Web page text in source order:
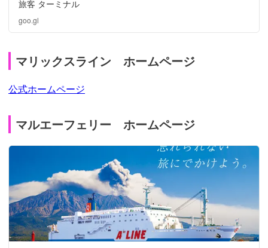
旅客 ターミナル
goo.gl
マリックスライン ホームページ
公式ホームページ
マルエーフェリー ホームページ